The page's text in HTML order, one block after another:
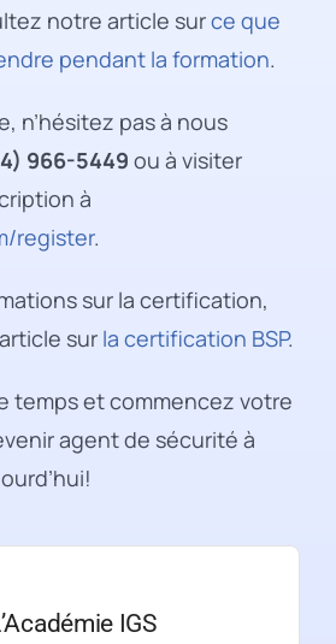
notre article surce que
pendant la formation.
n’hésitez pas à nous
966-5449 ou à visiter
à
register.
sur la certification,
sur la certification BSP.
temps et commencez votre
agent de sécurité à
IGS